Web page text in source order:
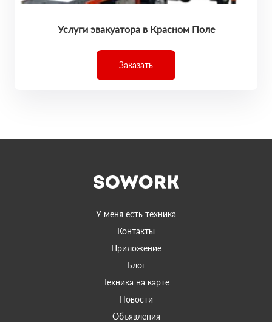
Услуги эвакуатора в Красном Поле
Заказать
У меня есть техника
Контакты
Приложение
Блог
Техника на карте
Новости
Объявления